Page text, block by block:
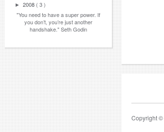
► 2008 ( 3 )
"You need to have a super power. If
you don’t, you’re just another
handshake." Seth Godin
Copyright ©